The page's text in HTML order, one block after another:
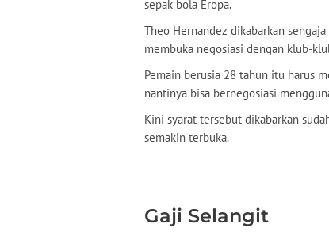
sepak bola Eropa.
Theo Hernandez dikabarkan
membuka negosiasi dengan klub-
Pemain berusia 28 tahun itu harus
nantinya bisa bernegosiasi
Kini syarat tersebut dikabarkan
semakin terbuka.
Gaji Selangit